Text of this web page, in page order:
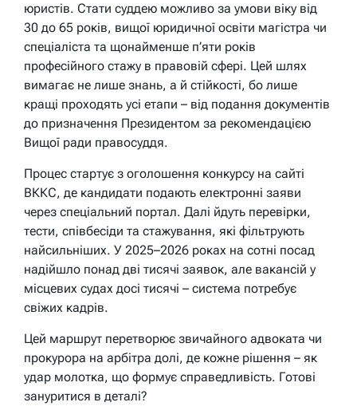
юристів. Стати суддею можливо за умови віку від
30 до 65 років, вищої юридичної освіти магістра чи
спеціаліста та щонайменше п’яти років
професійного стажу в правовій сфері. Цей шлях
вимагає не лише знань, а й стійкості, бо лише
кращі проходять усі етапи – від подання документів
до призначення Президентом за рекомендацією
Вищої ради правосуддя.
Процес стартує з оголошення конкурсу на сайті
ВККС, де кандидати подають електронні заяви
через спеціальний портал. Далі йдуть перевірки,
тести, співбесіди та стажування, які фільтрують
найсильніших. У 2025–2026 роках на сотні посад
надійшло понад дві тисячі заявок, але вакансій у
місцевих судах досі тисячі – система потребує
свіжих кадрів.
Цей маршрут перетворює звичайного адвоката чи
прокурора на арбітра долі, де кожне рішення – як
удар молотка, що формує справедливість. Готові
зануритися в деталі?